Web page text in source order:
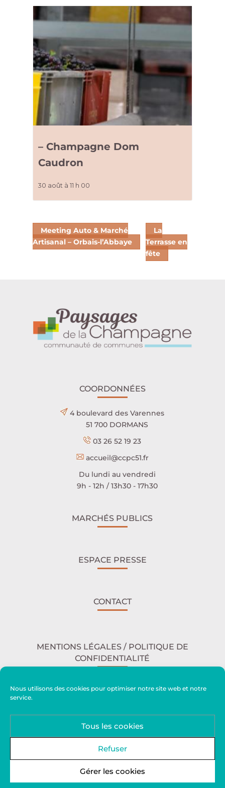
Nous utilisons des cookies pour optimiser notre site web et notre
service.
Tous les cookies
Refuser
Gérer les cookies
– Champagne Dom
Caudron
30 août à 11 h 00
Meeting Auto & Marché
Artisanal – Orbais-l’Abbaye
La
Terrasse en
fête
COORDONNÉES
4 boulevard des Varennes
51 700 DORMANS
03 26 52 19 23
accueil@ccpc51.fr
Du lundi au vendredi
9h - 12h / 13h30 - 17h30
MARCHÉS PUBLICS
ESPACE PRESSE
CONTACT
MENTIONS LÉGALES / POLITIQUE DE
CONFIDENTIALITÉ